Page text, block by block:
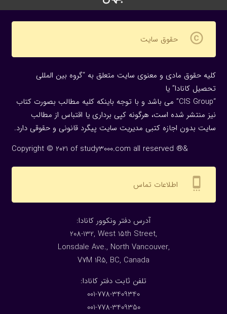
copyright حقوق سایت
کلیه حقوق مادی و معنوی سایت متعلق به “گروه بین المللی
تحصیل کانادا” یا
“CIS Group” می باشد و با توجه باینکه کلیه مطالب بصورت کتاب
نیز منتشر شده است، هرگونه كپی برداری یا اقتباس از مطالب
سایت بدون اجازه كتبی مدیریت سایت پیگرد قانونی و حقوقی دارد.
Copyright © 2021 of study3000.com all reserved ®&
settings_cell اطلاعات تماس
:آدرس دفتر ونکوور کانادا
208-132, West 15th Street,
Lonsdale Ave., North Vancouver,
V7M 1R5, BC, Canada
:تلفن ثابت دفتر کانادا
001-778-3409340
001-778-3409350